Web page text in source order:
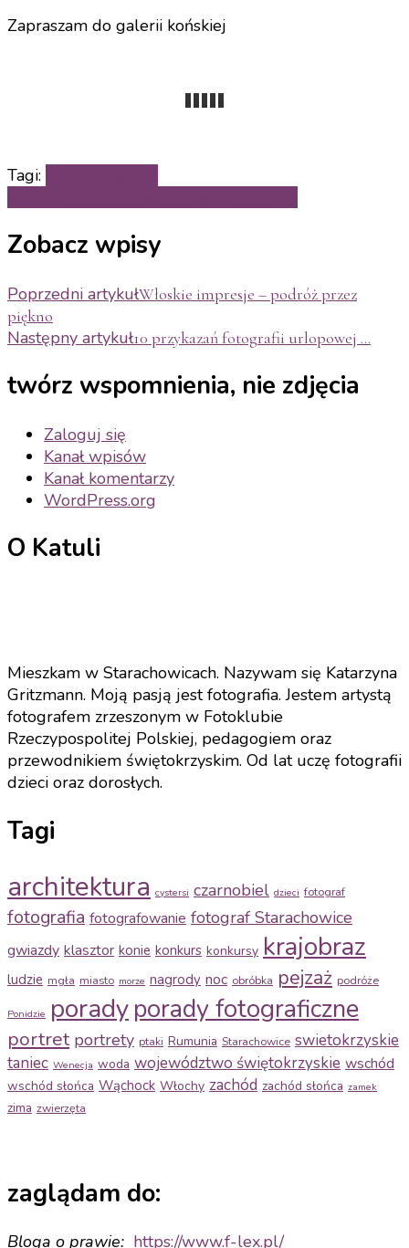
Zapraszam do galerii końskiej
Tagi:
Zobacz wpisy
Poprzedni artykułWłoskie impresje – podróż przez
piękno
Następny artykuł10 przykazań fotografii urlopowej …
twórz wspomnienia, nie zdjęcia
Zaloguj się
Kanał wpisów
Kanał komentarzy
WordPress.org
O Katuli
Mieszkam w Starachowicach. Nazywam się Katarzyna
Gritzmann. Moją pasją jest fotografia. Jestem artystą
fotografem zrzeszonym w Fotoklubie
Rzeczypospolitej Polskiej, pedagogiem oraz
przewodnikiem świętokrzyskim. Od lat uczę fotografii
dzieci oraz dorosłych.
Tagi
architektura cystersi czarnobiel dzieci fotograf
fotografia fotografowanie fotograf Starachowice
gwiazdy klasztor konie konkurs konkursy krajobraz
ludzie mgła miasto morze nagrody noc obróbka pejzaż podróże
Ponidzie poradyporady fotograficzne
portret portrety ptaki Rumunia Starachowice swietokrzyskie
taniec Wenecja woda województwo świętokrzyskie wschód
wschód słońca Wąchock Włochy zachód zachód słońca zamek
zima zwierzęta
zaglądam do:
Bloga o prawie: https://www.f-lex.pl/